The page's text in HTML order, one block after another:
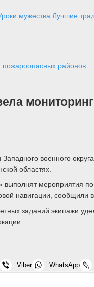
мужества Лучшие
пожароопасных районов
военного
областях.
мероприятия по
навигации,
заданий экипажи
Viber WhatsApp